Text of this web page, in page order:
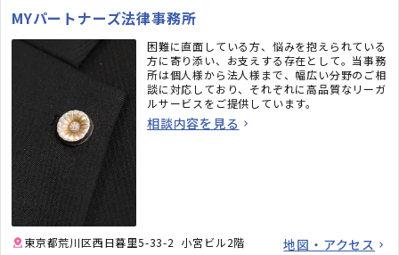
MYパートナーズ法律事務所
困難に直面している方、悩みを抱えられている
方に寄り添い、お支えする存在として。当事務
所は個人様から法人様まで、幅広い分野のご相
談に対応しており、それぞれに高品質なリーガ
ルサービスをご提供しています。
相談内容を見る
東京都荒川区西日暮里5-33-2 小宮ビル2階 地図・アクセス